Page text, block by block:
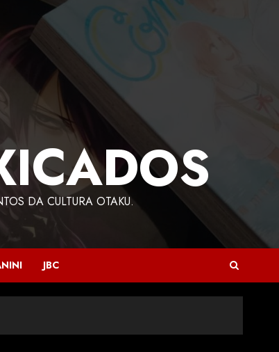
DA CULTURA OTAKU.
JBC